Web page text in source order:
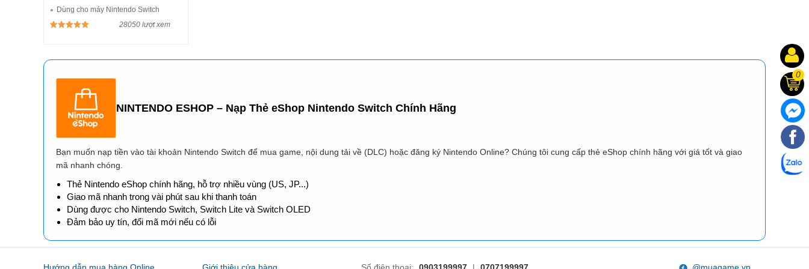
Dùng cho máy Nintendo Switch
28050 lượt xem
NINTENDO ESHOP – Nạp Thẻ eShop Nintendo Switch Chính Hãng
Bạn muốn nạp tiền vào tài khoản Nintendo Switch để mua game, nội dung tải về (DLC) hoặc đăng ký Nintendo Online? Chúng tôi cung cấp thẻ eShop chính hãng với giá tốt và giao
mã nhanh chóng.
Thẻ Nintendo eShop chính hãng, hỗ trợ nhiều vùng (US, JP...)
Giao mã nhanh trong vài phút sau khi thanh toán
Dùng được cho Nintendo Switch, Switch Lite và Switch OLED
Đảm bảo uy tín, đổi mã mới nếu có lỗi
0